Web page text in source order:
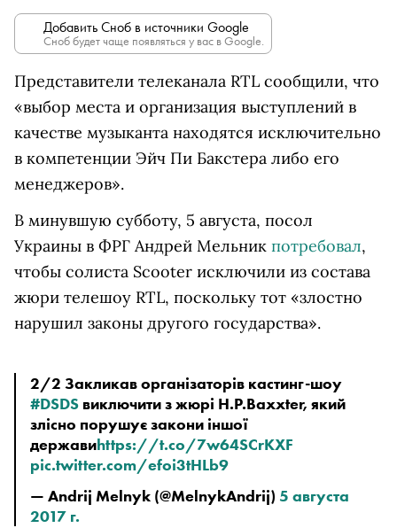
Добавить Сноб в источники Google
Сноб будет чаще появляться у вас в Google.
Представители телеканала RTL сообщили, что
«выбор места и организация выступлений в
качестве музыканта находятся исключительно
в компетенции Эйч Пи Бакстера либо его
менеджеров».
В минувшую субботу, 5 августа, посол
Украины в ФРГ Андрей Мельник потребовал,
чтобы солиста Scooter исключили из состава
жюри телешоу RTL, поскольку тот «злостно
нарушил законы другого государства».
#DSDS виключити з жюрі H.P.Baxxter, який
злісно порушує закони іншої
державиhttps://t.co/7w64SCrKXF
pic.twitter.com/efoi3tHLb9
— Andrij Melnyk (@MelnykAndrij) 5 августа
2017 г.